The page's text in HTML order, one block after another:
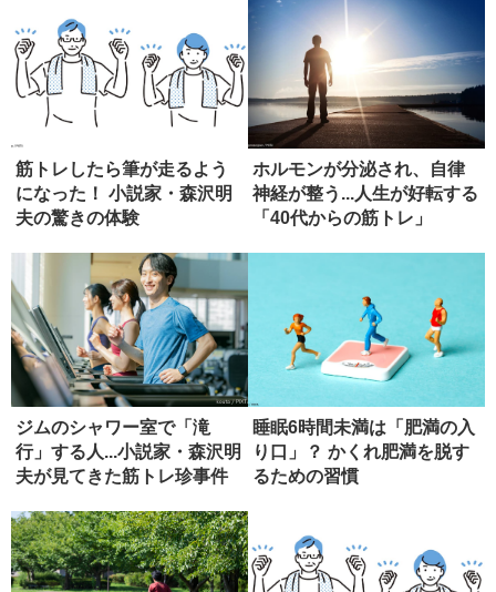
筋トレしたら筆が走るよう
になった！ 小説家・森沢明
夫の驚きの体験
ホルモンが分泌され、自律
神経が整う...人生が好転する
「40代からの筋トレ」
ジムのシャワー室で「滝
行」する人...小説家・森沢明
夫が見てきた筋トレ珍事件
睡眠6時間未満は「肥満の入
り口」？ かくれ肥満を脱す
るための習慣